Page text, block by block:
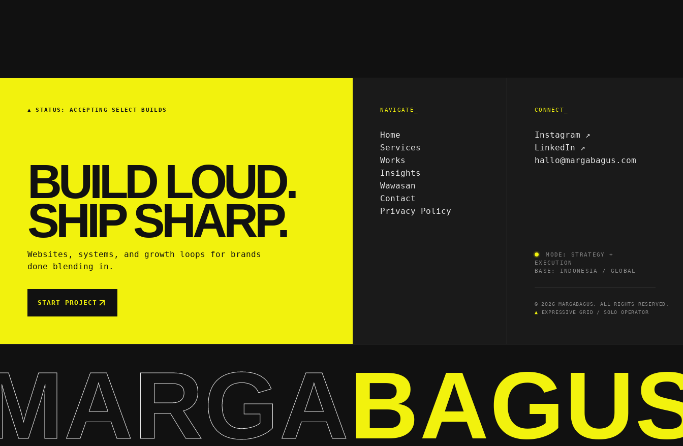
▲ STATUS: ACCEPTING SELECT BUILDS
BUILD LOUD.
SHIP SHARP.
Websites, systems, and growth loops for brands
done blending in.
START PROJECT
NAVIGATE_
Home
Services
Works
Insights
Wawasan
Contact
Privacy Policy
CONNECT_
Instagram ↗
LinkedIn ↗
hallo@margabagus.com
MODE: STRATEGY +
EXECUTION
BASE: INDONESIA / GLOBAL
© 2026 MARGABAGUS. ALL RIGHTS RESERVED.
▲
EXPRESSIVE GRID / SOLO OPERATOR